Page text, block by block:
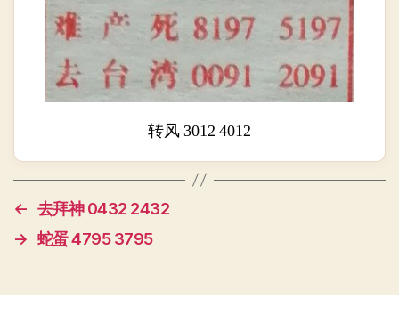
转风 3012 4012
← 去拜神 0432 2432
→ 蛇蛋 4795 3795